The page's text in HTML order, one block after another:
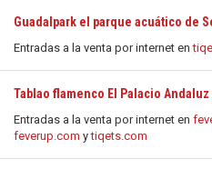
Guadalpark el parque acuático de
Entradas a la venta por internet en
Tablao flamenco El Palacio
Entradas a la venta por internet en
feverup.com ytiqets.com